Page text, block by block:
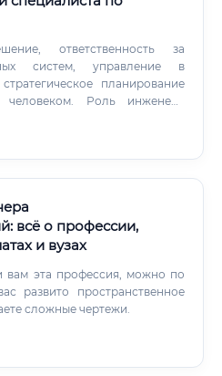
ответственность за
систем, управление в
планирование
человеком. Роль инженера
цифровыми системами и
всё о профессии,
и вузах
вам эта профессия, можно по
развито пространственное
сложные чертежи.